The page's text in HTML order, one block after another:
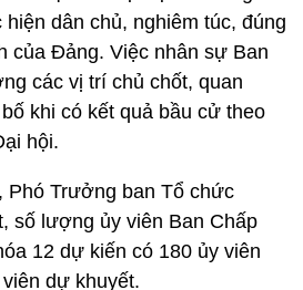
dân chủ, nghiêm túc, đúng
của Đảng. Việc nhân sự Ban
các vị trí chủ chốt, quan
khi có kết quả bầu cử theo
hội.
Phó Trưởng ban Tổ chức
số lượng ủy viên Ban Chấp
12 dự kiến có 180 ủy viên
dự khuyết.